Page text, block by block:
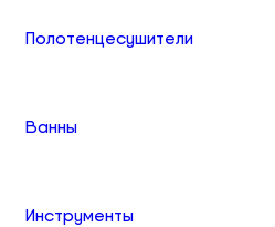
Полотенцесушители
Ванны
Инструменты